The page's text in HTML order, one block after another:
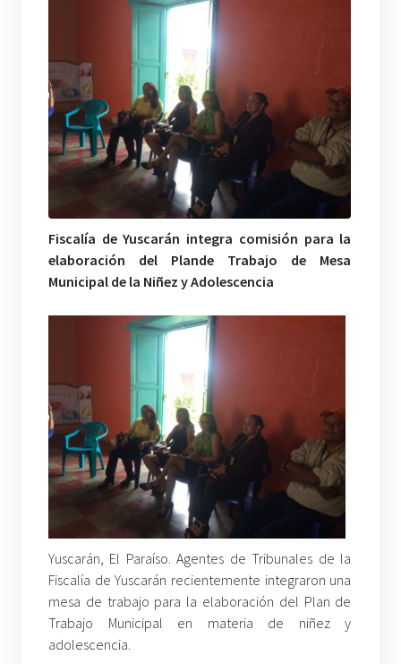
Fiscalía de Yuscarán integra comisión para la
elaboración del Plande Trabajo de Mesa
Municipal de la Niñez y Adolescencia
Yuscarán, El Paraíso. Agentes de Tribunales de la
Fiscalía de Yuscarán recientemente integraron una
mesa de trabajo para la elaboración del Plan de
Trabajo Municipal en materia de niñez y
adolescencia.